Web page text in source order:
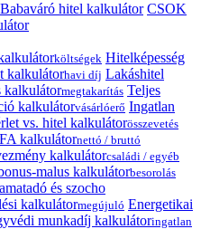
Babaváró hitel kalkulátor CSOK
költségek Hitelképesség
kalkulátorhavi díj Lakáshitel
kalkulátormegtakarítás Teljes
kalkulátorvásárlóerő Ingatlan
vs. hitel kalkulátorösszevetés
kalkulátornettó / bruttó
kalkulátorcsaládi / egyéb
malus kalkulátorbesorolás
és szocho
kalkulátormegújuló Energetikai
munkadíj kalkulátoringatlan